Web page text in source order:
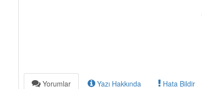
Yorumlar Yazı Hakkında Hata Bildir